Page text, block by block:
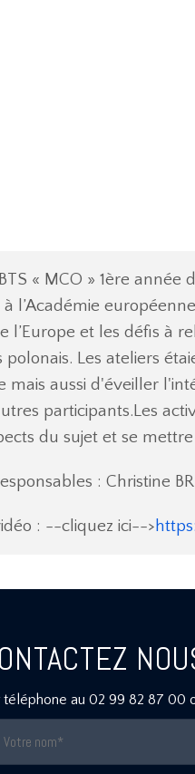
« MCO » 1ère
l’Académie
l’Europe et les défis à
polonais. Les ateliers
mais aussi d'éveiller
participants.Les
du sujet et se
: Christine
: --cliquez ici-->
téléphone au 02 99 82 87 00